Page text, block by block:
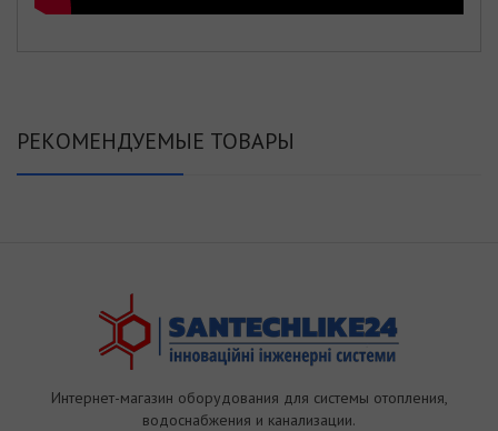
РЕКОМЕНДУЕМЫЕ ТОВАРЫ
Интернет-магазин оборудования для системы отопления,
водоснабжения и канализации.